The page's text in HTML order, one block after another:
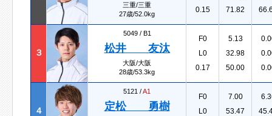
三重/三重
27歳/52.0kg
0.15
71.82
３
5049 / B1
松井 友汰
大阪/大阪
28歳/53.3kg
F0
L0
0.17
5.13
32.98
50.00
４
5121 /A1
定松 勇樹
F0
L0
7.00
53.47